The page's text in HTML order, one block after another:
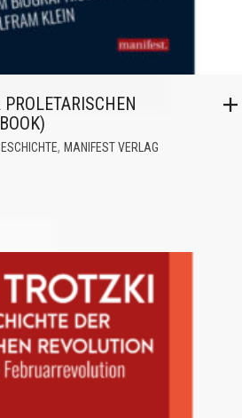
, MANIFEST VERLAG